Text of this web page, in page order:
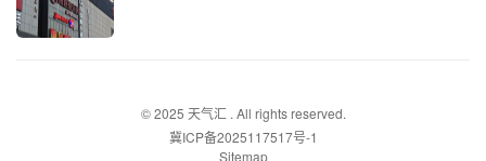
© 2025 天气汇. All rights reserved.
冀ICP备2025117517号-1
Sitemap